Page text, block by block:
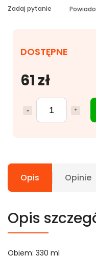
61 zł
DOSTĘPNE
Zadaj pytanie
Opis Opinie
Opis
Objem: 330 ml